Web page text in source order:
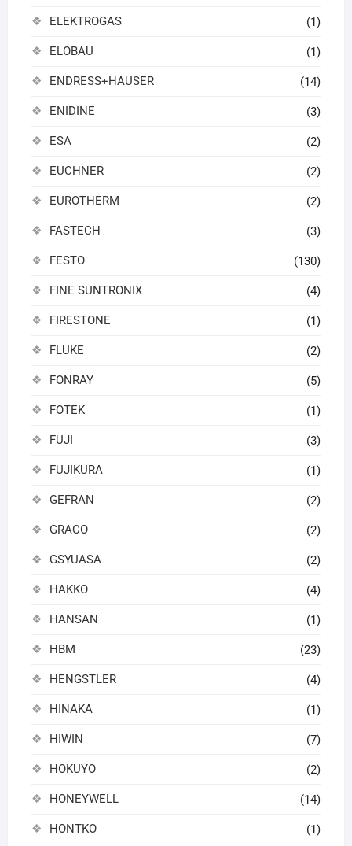
ELEKTROGAS (1)
ELOBAU (1)
ENDRESS+HAUSER (14)
ENIDINE (3)
ESA (2)
EUCHNER (2)
EUROTHERM (2)
FASTECH (3)
FESTO (130)
FINE SUNTRONIX (4)
FIRESTONE (1)
FLUKE (2)
FONRAY (5)
FOTEK (1)
FUJI (3)
FUJIKURA (1)
GEFRAN (2)
GRACO (2)
GSYUASA (2)
HAKKO (4)
HANSAN (1)
HBM (23)
HENGSTLER (4)
HINAKA (1)
HIWIN (7)
HOKUYO (2)
HONEYWELL (14)
HONTKO (1)